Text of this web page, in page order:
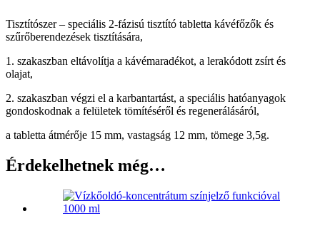
Tisztítószer – speciális 2-fázisú tisztító tabletta kávéfőzők és
szűrőberendezések tisztítására,
1. szakaszban eltávolítja a kávémaradékot, a lerakódott zsírt és
olajat,
2. szakaszban végzi el a karbantartást, a speciális hatóanyagok
gondoskodnak a felületek tömítéséről és regenerálásáról,
a tabletta átmérője 15 mm, vastagság 12 mm, tömege 3,5g.
Érdekelhetnek még…